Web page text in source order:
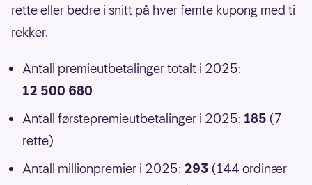
rette eller bedre i snitt på hver femte kupong med ti
rekker.
Antall premieutbetalinger totalt i 2025:
12 500 680
Antall førstepremieutbetalinger i 2025: 185 (7
rette)
Antall millionpremier i 2025: 293 (144 ordinær